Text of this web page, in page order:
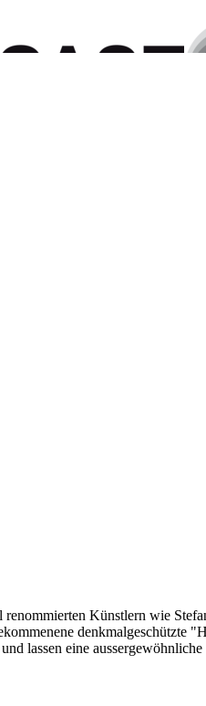
Künstlern wie
denkmalgeschützte
lassen eine